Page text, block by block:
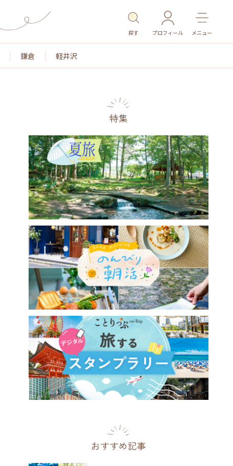
探す プロフィール メニュー
鎌倉 軽井沢
名所・旧跡 温泉・スパ その他施設 ごはん
特集
おすすめ記事